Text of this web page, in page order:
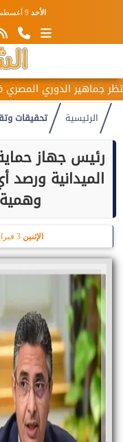
الأحد
الرئيسية تحقيقات
رئيس جهاز
الميدانية
الإثنين 3 فبراير 2025